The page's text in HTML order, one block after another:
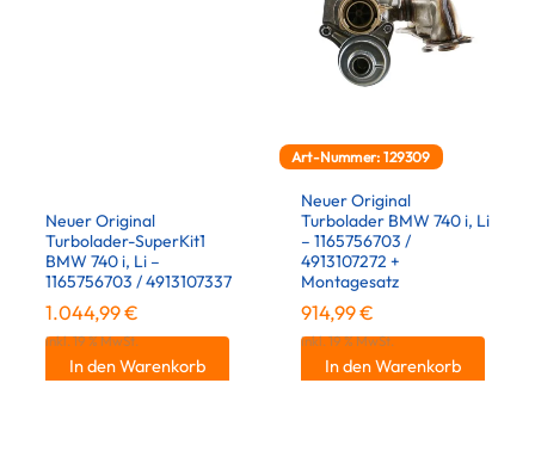
Neuer Original
Turbolader-SuperKit1
BMW 740 i, Li –
1165756703 / 4913107337
1.044,99€
inkl. 19 % MwSt.
In den Warenkorb
Art-Nummer: 129309
Neuer Original
Turbolader BMW 740 i, Li
– 1165756703 /
4913107272 +
Montagesatz
914,99€
inkl. 19 % MwSt.
In den Warenkorb